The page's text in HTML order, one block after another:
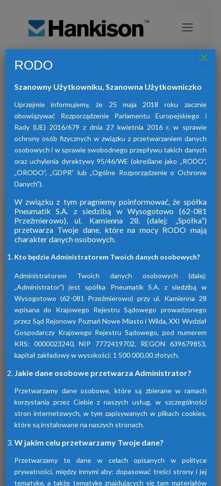
HANKISON
Firma Pneumatik pojawiła się na rynku
sprężonego powietrza, dostarczając
urządzeń.
Dowiedz się więcej
RODO
Szanowny Użytkowniku, Szanowna Użytkowniczko
Uprzejmie informujemy, że 25 maja 2018 roku zacznie
obowiązywać Rozporządzenie Parlamentu Europejskiego i
Rady (UE) 2016/679 z dnia 27 kwietnia 2016 r. w sprawie
ochrony osób fizycznych w związku z przetwarzaniem danych
osobowych i w sprawie swobodnego przepływu takich danych
oraz uchylenia dyrektywy 95/46/WE (określane jako „RODO”,
„ORODO”, „GDPR” lub „Ogólne Rozporządzenie o Ochronie
Danych”).
W związku z tym pragniemy poinformować, że spółka
Pneumatik S.A. z siedzibą w Wysogotowo (62-081
Przeźmierowo), ul. Kamienna 28. (dalej: „Spółka”)
przetwarza Twoje dane, które na mocy RODO mają
charakter danych osobowych.
Kto będzie Administratorem Twoich danych osobowych?
Administratorem Twoich danych osobowych (dalej:
„Administrator”) jest spółka Pneumatik S.A. z siedzibą w
Wysogotowo (62-081 Przeźmierowo) przy ul. Kamienna 28
wpisana do Krajowego Rejestru Sądowego prowadzonego
przez Sąd Rejonowy Poznań Nowe Miasto i Wilda, XXI Wydział
Gospodarczy Krajowego Rejestru Sądowego, pod numerem
KRS: 0000023240, NIP 7772419702, REGON 639679853,
kapitał zakładowy w wysokości: 1 500 000,00 złotych.
Jakie dane osobowe przetwarza Administrator?
Przetwarzamy dane osobowe, które są zbierane w ramach
korzystania przez Ciebie z naszych usług, w szczególności
stron internetowych, w tym zapisywanych w plikach cookies,
które są instalowane na naszych stronach.
W jakim celu przetwarzamy Twoje dane?
Przetwarzamy te dane w celach opisanych w polityce
prywatności, między innymi aby: dopasować treści strony i jej
tematykę, a także tematykę znajdujących się tam materiałów
×